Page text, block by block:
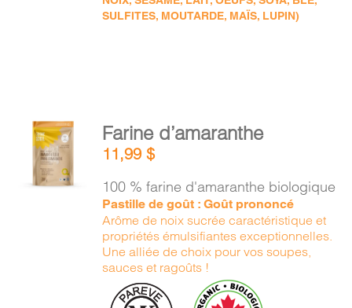
SULFITES, MOUTARDE, MAÏS, LUPIN)
AJOUTER
AU
PANIER
Farine d’amaranthe
11,99$
100 % farine d'amaranthe biologique
Pastille de goût : Goût prononcé
Arôme de noix sucrée caractéristique et
propriétés émulsifiantes exceptionnelles.
Une alliée de choix pour vos soupes,
sauces et ragoûts !